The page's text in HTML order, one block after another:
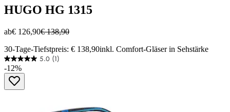
HUGO HG 1315
ab€ 126,90€ 138,90
30-Tage-Tiefstpreis: € 138,90inkl. Comfort-Gläser in Sehstärke
5.0 (1)
5.0
von
Sternen.
-12%